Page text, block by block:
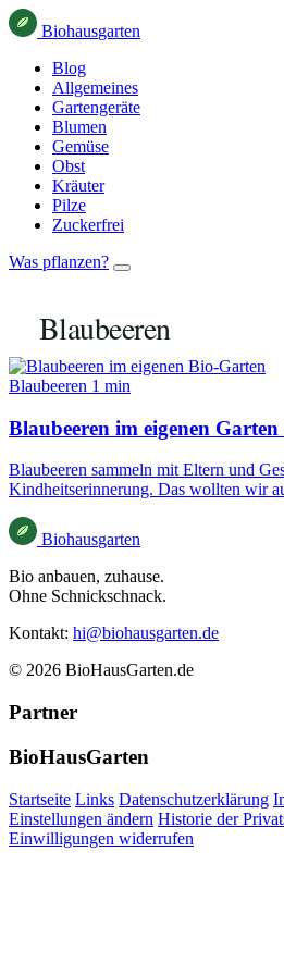
Biohausgarten
Blog
Allgemeines
Gartengeräte
Blumen
Gemüse
Obst
Kräuter
Pilze
Zuckerfrei
Was pflanzen?
Blaubeeren
Blaubeeren 1 min
Blaubeeren im eigenen Garten
Blaubeeren sammeln mit Eltern und
Kindheitserinnerung. Das wollten wir
Biohausgarten
Bio anbauen, zuhause.
Ohne Schnickschnack.
Kontakt: hi@biohausgarten.de
© 2026 BioHausGarten.de
Partner
BioHausGarten
Startseite Links Datenschutzerklärung
Einstellungen ändern Historie der
Einwilligungen widerrufen